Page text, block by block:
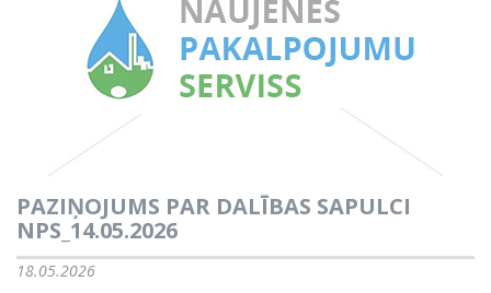
PAZIŅOJUMS PAR DALĪBAS SAPULCI
NPS_14.05.2026
18.05.2026